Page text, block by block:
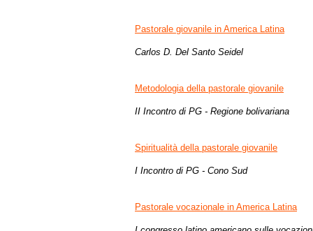
Pastorale giovanile in America Latina
Carlos D. Del Santo Seidel
Metodologia della pastorale giovanile
II Incontro di PG - Regione bolivariana
Spiritualità della pastorale giovanile
I Incontro di PG - Cono Sud
Pastorale vocazionale in America Latina